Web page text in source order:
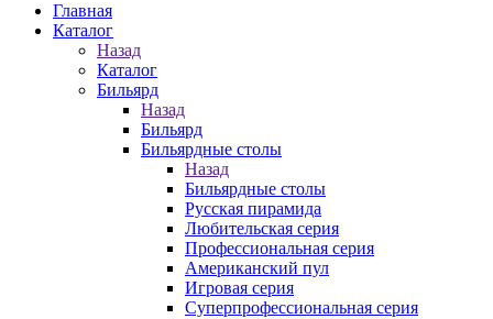
Главная
Каталог
Назад
Каталог
Бильярд
Назад
Бильярд
Бильярдные столы
Назад
Бильярдные столы
Русская пирамида
Любительская серия
Профессиональная серия
Американский пул
Игровая серия
Суперпрофессиональная серия